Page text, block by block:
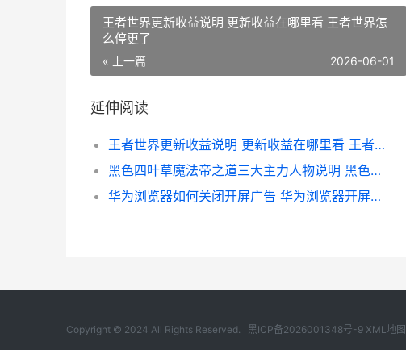
王者世界更新收益说明 更新收益在哪里看 王者世界怎
么停更了
« 上一篇 2026-06-01
延伸阅读
王者世界更新收益说明 更新收益在哪里看 王者荣耀更新维护到几点?
黑色四叶草魔法帝之道三大主力人物说明 黑色四叶草手机游戏三大主力人物同享 黑色四叶草魔法帝之道国服简体中文翻译成功?
华为浏览器如何关闭开屏广告 华为浏览器开屏广告关闭配置方式 华为浏览器如何打开html文件
Copyright © 2024 All Rights Reserved. 黑ICP备2026001348号-9 XML地图